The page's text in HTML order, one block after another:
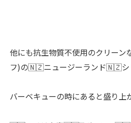
他にも抗生物質不使用のクリーン
フ)の🇳🇿ニュージーランド🇳🇿シ
バーベキューの時にあると盛り上